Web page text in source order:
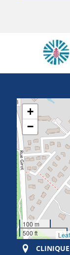
+
−
100 m
500 ft